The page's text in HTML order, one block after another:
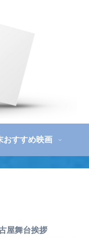
おすすめ映画
屋舞台挨拶